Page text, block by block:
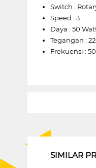
Switch :
Speed : 3
Daya : 50
Tegangan :
Frekuensi :
SIMILAR